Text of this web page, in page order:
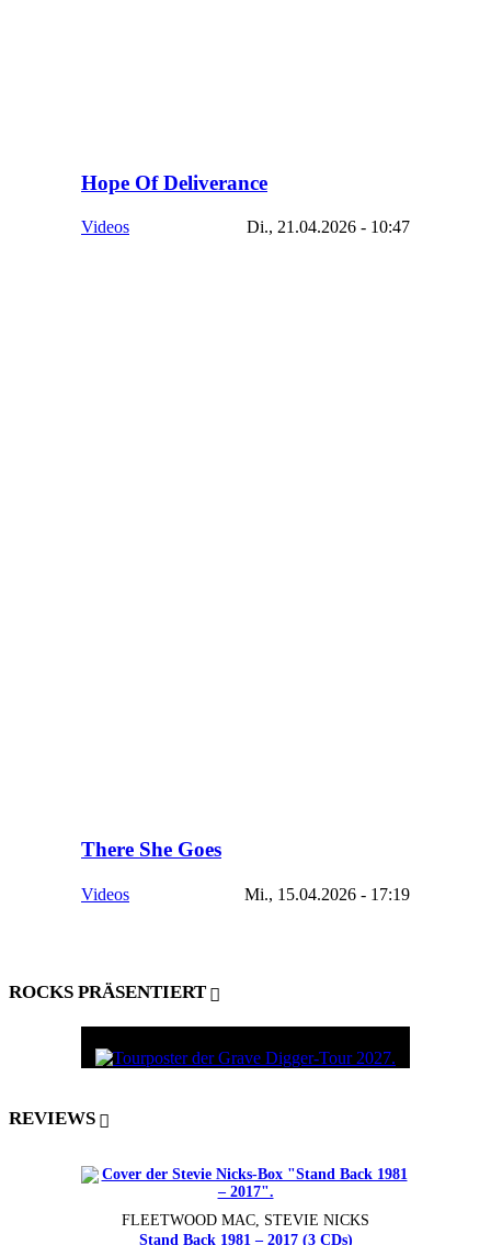
Hope Of Deliverance
Videos Di., 21.04.2026 - 10:47
There She Goes
Videos Mi., 15.04.2026 - 17:19
ROCKS PRÄSENTIERT
REVIEWS
FLEETWOOD MAC, STEVIE NICKS
Stand Back 1981 – 2017 (3 CDs)